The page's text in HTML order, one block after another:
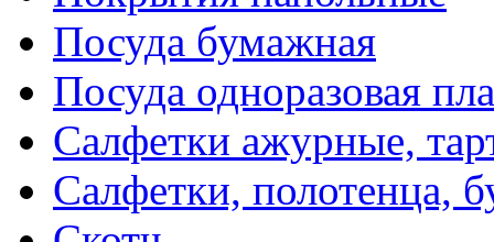
Посуда бумажная
Посуда одноразовая
Салфетки ажурные,
Салфетки, полотенца,